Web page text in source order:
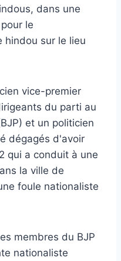
dans une
le
hindou sur le lieu
vice-premier
du parti au
et un politicien
dégagés d'avoir
qui a conduit à une
la ville de
foule nationaliste
membres du BJP
nationaliste